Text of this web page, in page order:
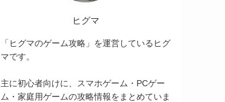
ヒグマ
「ヒグマのゲーム攻略」を運営しているヒグ
マです。
主に初心者向けに、スマホゲーム・PCゲー
ム・家庭用ゲームの攻略情報をまとめていま